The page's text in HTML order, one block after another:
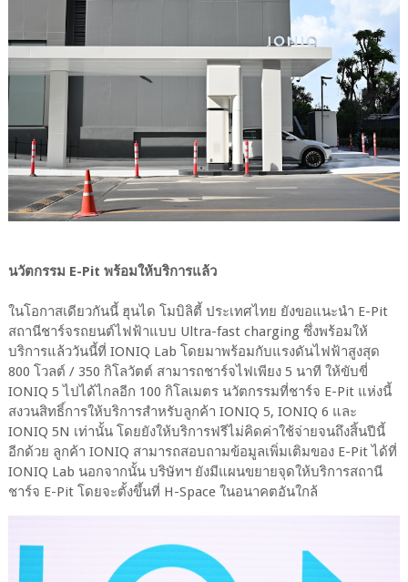
นวัตกรรม E-Pit พร้อมให้บริการแล้ว
ในโอกาสเดียวกันนี้ ฮุนได โมบิลิตี้ ประเทศไทย ยังขอแนะนำ E-Pit
สถานีชาร์จรถยนต์ไฟฟ้าแบบ Ultra-fast charging ซึ่งพร้อมให้
บริการแล้ววันนี้ที่ IONIQ Lab โดยมาพร้อมกับแรงดันไฟฟ้าสูงสุด
800 โวลต์ / 350 กิโลวัตต์ สามารถชาร์จไฟเพียง 5 นาที ให้ขับขี่
IONIQ 5 ไปได้ไกลอีก 100 กิโลเมตร นวัตกรรมที่ชาร์จ E-Pit แห่งนี้
สงวนสิทธิ์การให้บริการสำหรับลูกค้า IONIQ 5, IONIQ 6 และ
IONIQ 5N เท่านั้น โดยยังให้บริการฟรีไม่คิดค่าใช้จ่ายจนถึงสิ้นปีนี้
อีกด้วย ลูกค้า IONIQ สามารถสอบถามข้อมูลเพิ่มเติมของ E-Pit ได้ที่
IONIQ Lab นอกจากนั้น บริษัทฯ ยังมีแผนขยายจุดให้บริการสถานี
ชาร์จ E-Pit โดยจะตั้งขึ้นที่ H-Space ในอนาคตอันใกล้